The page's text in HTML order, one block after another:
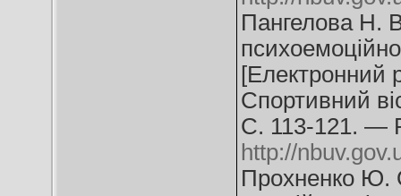
Пангелова Н.
[Електронний
Спортивний
С. 113-121. —
http://
Прохненко Ю.